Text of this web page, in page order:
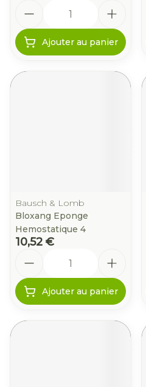
Ajouter au panier
Bausch & Lomb
Bloxang Eponge
Hemostatique 4
10,52 €
Ajouter au panier